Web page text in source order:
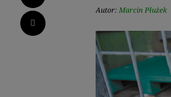
Pinterest
Autor: Marcin Płużek